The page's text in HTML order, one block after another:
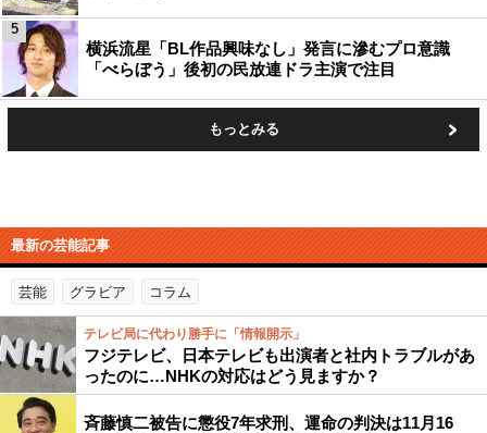
横浜流星「BL作品興味なし」発言に滲むプロ意識
「べらぼう」後初の民放連ドラ主演で注目
5
もっとみる
最新の芸能記事
芸能 グラビア コラム
テレビ局に代わり勝手に「情報開示」
フジテレビ、日本テレビも出演者と社内トラブルがあ
ったのに…NHKの対応はどう見ますか？
斉藤慎二被告に懲役7年求刑、運命の判決は11月16